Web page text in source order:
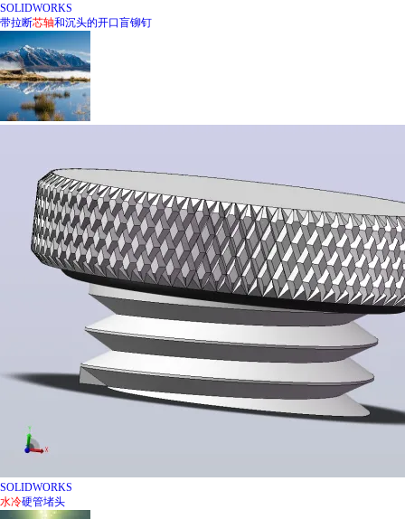
SOLIDWORKS
带拉断芯轴和沉头的开口盲铆钉
SOLIDWORKS
水冷硬管堵头